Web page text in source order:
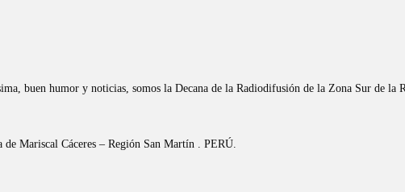
buen humor y noticias, somos la Decana de la Radiodifusión de la Zona Sur de la
Mariscal Cáceres – Región San Martín . PERÚ.